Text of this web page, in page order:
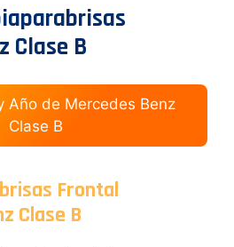
Clase B
Año de Mercedes Benz
Clase B
Frontal
Clase B